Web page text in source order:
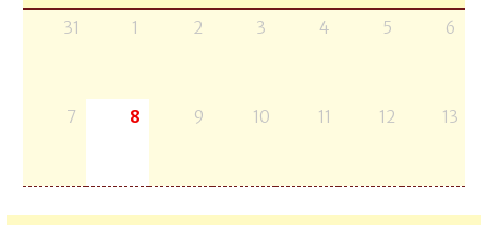
31 1 2 3 4 5 6
7 8 9 10 11 12 13